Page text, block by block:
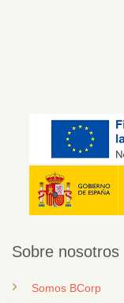
Sobre nosotros
Somos BCorp